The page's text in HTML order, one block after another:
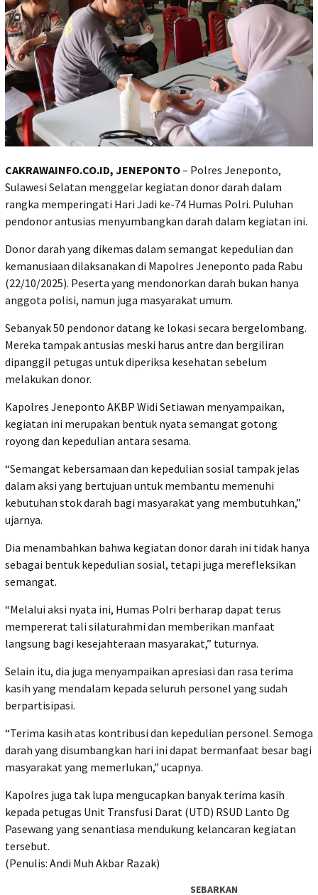
CAKRAWAINFO.CO.ID, JENEPONTO– Polres Jeneponto,
Sulawesi Selatan menggelar kegiatan donor darah dalam
rangka memperingati Hari Jadi ke-74 Humas Polri. Puluhan
pendonor antusias menyumbangkan darah dalam kegiatan ini.
Donor darah yang dikemas dalam semangat kepedulian dan
kemanusiaan dilaksanakan di Mapolres Jeneponto pada Rabu
(22/10/2025). Peserta yang mendonorkan darah bukan hanya
anggota polisi, namun juga masyarakat umum.
Sebanyak 50 pendonor datang ke lokasi secara bergelombang.
Mereka tampak antusias meski harus antre dan bergiliran
dipanggil petugas untuk diperiksa kesehatan sebelum
melakukan donor.
Kapolres Jeneponto AKBP Widi Setiawan menyampaikan,
kegiatan ini merupakan bentuk nyata semangat gotong
royong dan kepedulian antara sesama.
“Semangat kebersamaan dan kepedulian sosial tampak jelas
dalam aksi yang bertujuan untuk membantu memenuhi
kebutuhan stok darah bagi masyarakat yang membutuhkan,”
ujarnya.
Dia menambahkan bahwa kegiatan donor darah ini tidak hanya
sebagai bentuk kepedulian sosial, tetapi juga merefleksikan
semangat.
“Melalui aksi nyata ini, Humas Polri berharap dapat terus
mempererat tali silaturahmi dan memberikan manfaat
langsung bagi kesejahteraan masyarakat,” tuturnya.
Selain itu, dia juga menyampaikan apresiasi dan rasa terima
kasih yang mendalam kepada seluruh personel yang sudah
berpartisipasi.
“Terima kasih atas kontribusi dan kepedulian personel. Semoga
darah yang disumbangkan hari ini dapat bermanfaat besar bagi
masyarakat yang memerlukan,” ucapnya.
Kapolres juga tak lupa mengucapkan banyak terima kasih
kepada petugas Unit Transfusi Darat (UTD) RSUD Lanto Dg
Pasewang yang senantiasa mendukung kelancaran kegiatan
tersebut.
(Penulis: Andi Muh Akbar Razak)
SEBARKAN